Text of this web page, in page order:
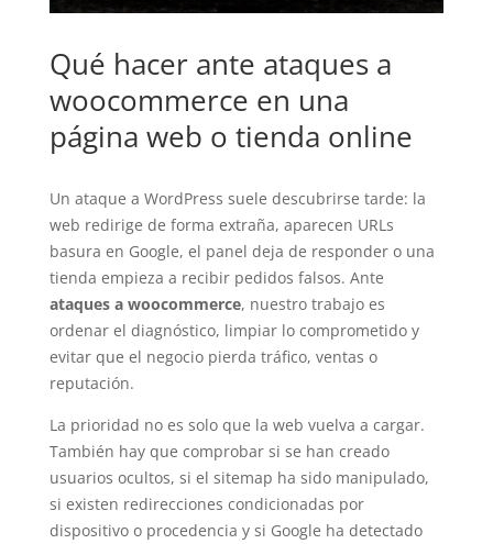
Qué hacer ante ataques a
woocommerce en una
página web o tienda online
Un ataque a WordPress suele descubrirse tarde: la
web redirige de forma extraña, aparecen URLs
basura en Google, el panel deja de responder o una
tienda empieza a recibir pedidos falsos. Ante
ataques a woocommerce, nuestro trabajo es
ordenar el diagnóstico, limpiar lo comprometido y
evitar que el negocio pierda tráfico, ventas o
reputación.
La prioridad no es solo que la web vuelva a cargar.
También hay que comprobar si se han creado
usuarios ocultos, si el sitemap ha sido manipulado,
si existen redirecciones condicionadas por
dispositivo o procedencia y si Google ha detectado